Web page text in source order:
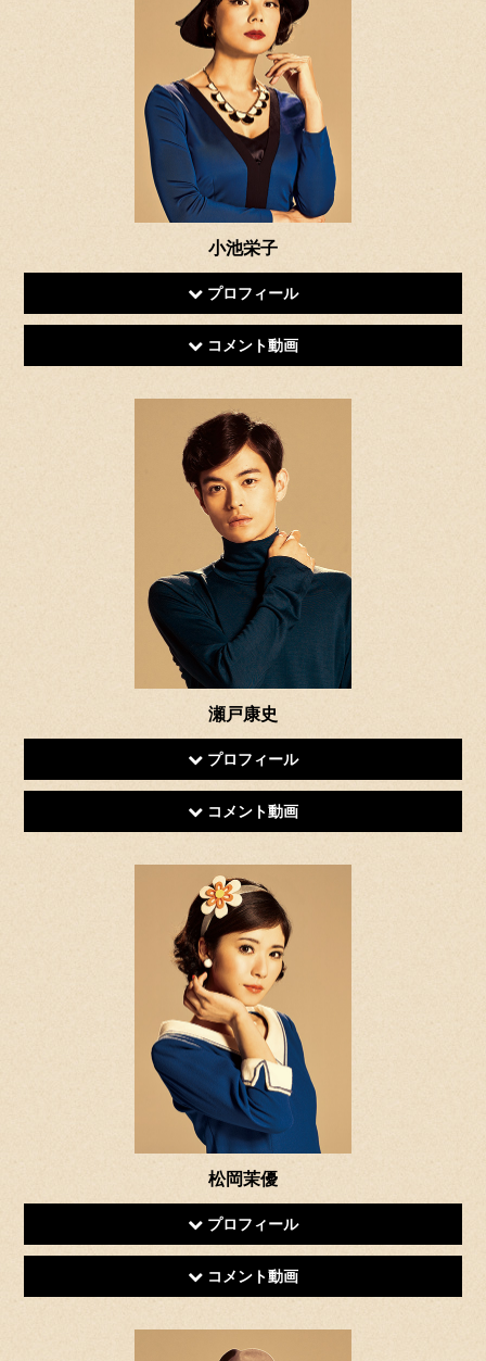
小池栄子
プロフィール
コメント動画
瀬戸康史
プロフィール
コメント動画
松岡茉優
プロフィール
コメント動画